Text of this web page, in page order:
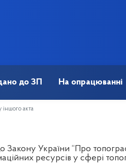
до ЗП На опрацюванні
іншого акта
України “Про
ресурсів у сфері